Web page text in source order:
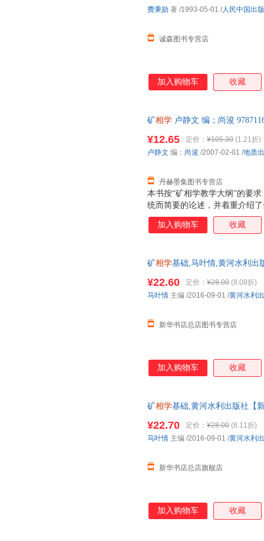
诚森图书专营店
费秉勋 著 /1993-05-01 /人民中国出
加入购物车 收藏
矿相学 卢静文 编；尚浚
本书按“矿相学教学大纲”的要
统而简要的论述，并着重介绍
和矿物晶粒内部结构的特征及
定准则等内容。本书已纳入较
附有矿相学课程作业指导书和
用。
¥12.65 定价： ¥105.30 (1.21折)
丹赫墨集图书专营店
卢静文 编； 尚浚 /2007-02-01 /地质
加入购物车 收藏
矿相学基础,马叶情,黄河水利出
¥22.60 定价： ¥28.00 (8.08折)
新华书店总店图书专营店
马叶情 主编 /2016-09-01 /黄河水利
加入购物车 收藏
矿相学基础,黄河水利出版社【
¥22.70 定价： ¥28.00 (8.11折)
新华书店总店旗舰店
马叶情 主编 /2016-09-01 /黄河水利
加入购物车 收藏